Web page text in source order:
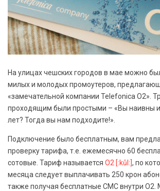
На улицах чешских городов в мае можно
милых и молодых промоутеров,
«замечательной компании Telefonica O2».
проходящим были простыми – «Вы наивны
лет? Тогда вы нам подходите!».
Подключение было бесплатным, вам
проверку тарифа, т.е. ежемесячно 60
сотовые. Тариф называется O2 [:kůl:] , по
месяца следует выплачивать 250 крон
также получая бесплатные СМС внутри О2.